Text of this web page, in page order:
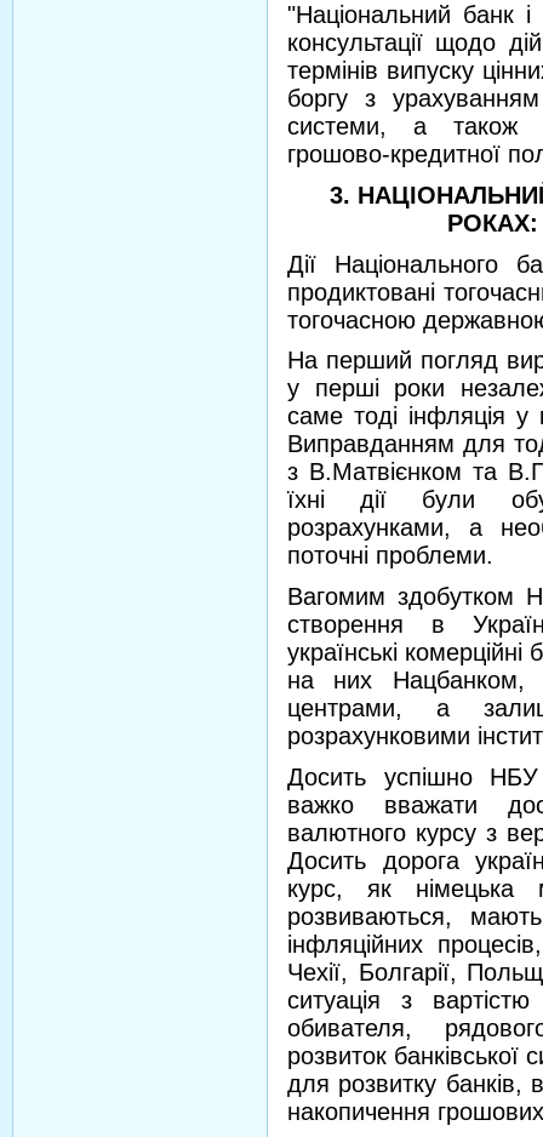
"Національний банк
консультації щодо
термінів випуску
боргу з
системи, а також
грошово-кредитної
3.
РОКАХ:
Дії Національного
продиктовані
тогочасною
На перший погляд
у перші роки
саме тоді інфляція у
Виправданням для
з В.Матвієнком та
їхні дії були
розрахунками, а
поточні проблеми.
Вагомим здобутком
створення в
українські
на них Нацбанком,
центрами, а
розрахунковими
Досить успішно
важко вважати
валютного курсу з
Досить дорога
курс, як
розвиваються,
інфляційних
Чехії, Болгарії,
ситуація з
обивателя,
розвиток банківської
для розвитку банків,
накопичення